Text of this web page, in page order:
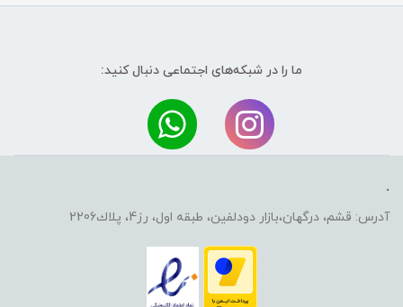
ما را در شبکه‌های اجتماعی دنبال کنید:
.
آدرس: قشم، درگهان،بازار دودلفين، طبقه اول، رز4، پلاك2206